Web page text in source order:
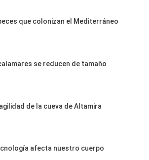
que colonizan el Mediterráneo
se reducen de tamaño
de la cueva de Altamira
afecta nuestro cuerpo